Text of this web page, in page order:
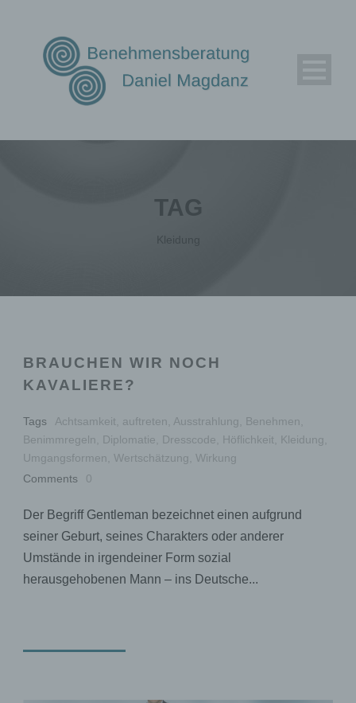
TAG
Kleidung
BRAUCHEN WIR NOCH
KAVALIERE?
Tags Achtsamkeit auftreten Ausstrahlung Benehmen
Benimmregeln
Diplomatie Dresscode Höflichkeit Kleidung
Umgangsformen Wertschätzung Wirkung
Comments
0
Der Begriff Gentleman bezeichnet einen aufgrund
seiner Geburt, seines Charakters oder anderer
Umstände in irgendeiner Form sozial
herausgehobenen Mann – ins Deutsche...